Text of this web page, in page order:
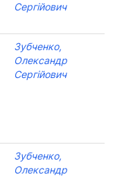
Сергійович
Зубченко,
Олександр
Сергійович
Зубченко,
Олександр